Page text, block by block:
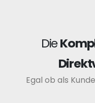
Die
Egal ob als